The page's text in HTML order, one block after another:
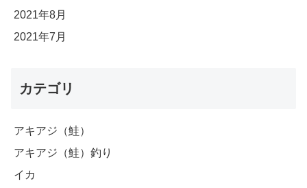
2021年8月
2021年7月
カテゴリ
アキアジ（鮭）
アキアジ（鮭）釣り
イカ